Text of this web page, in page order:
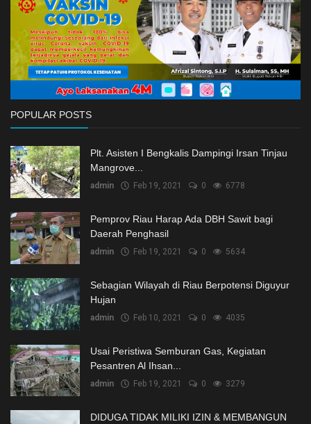
POPULAR POSTS
Plt. Asisten I Bengkalis Dampingi Irsan Tinjau
Mangrove...
admin Feb 19, 2021 0 6778
Pemprov Riau Harap Ada DBH Sawit bagi
Daerah Penghasil
admin Feb 19, 2021 0 5634
Sebagian Wilayah di Riau Berpotensi Diguyur
Hujan
admin Feb 10, 2021 0 4035
Usai Peristiwa Semburan Gas, Kegiatan
Pesantren Al Ihsan...
admin Feb 19, 2021 0 3279
DIDUGA TIDAK MILIKI IZIN & MEMBANGUN